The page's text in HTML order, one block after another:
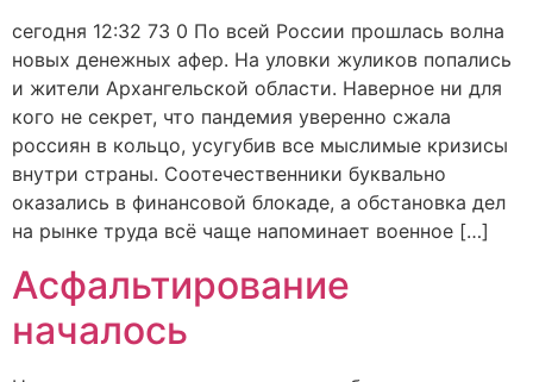
сегодня 12:32 73 0 По всей России прошлась волна
новых денежных афер. На уловки жуликов попались
и жители Архангельской области. Наверное ни для
кого не секрет, что пандемия уверенно сжала
россиян в кольцо, усугубив все мыслимые кризисы
внутри страны. Соотечественники буквально
оказались в финансовой блокаде, а обстановка дел
на рынке труда всё чаще напоминает военное […]
Асфальтирование
началось